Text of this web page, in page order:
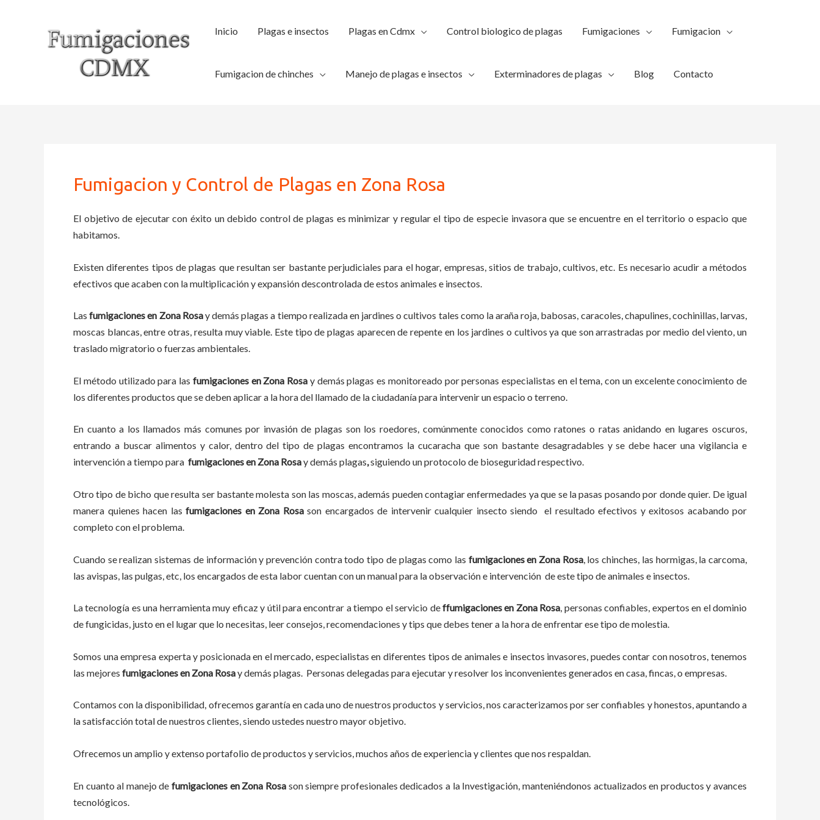
Inicio Plagas e insectos Plagas en Cdmx Control biologico de plagas Fumigaciones Fumigacion
Fumigacion de chinches Manejo de plagas e insectos Exterminadores de plagas Blog Contacto
Fumigacion y Control de Plagas en Zona Rosa
El objetivo de ejecutar con éxito un debido control de plagas es minimizar y regular el tipo de especie invasora que se encuentre en el territorio o espacio que
habitamos.
Existen diferentes tipos de plagas que resultan ser bastante perjudiciales para el hogar, empresas, sitios de trabajo, cultivos, etc. Es necesario acudir a métodos
efectivos que acaben con la multiplicación y expansión descontrolada de estos animales e insectos.
Las fumigacionesen Zona Rosay demás plagas a tiempo realizada enjardines o cultivos tales como la araña roja, babosas, caracoles, chapulines, cochinillas, larvas,
moscas blancas, entre otras, resulta muy viable. Este tipo de plagas aparecen de repente en los jardines o cultivos ya que son arrastradas por medio del viento, un
traslado migratorio o fuerzas ambientales.
El método utilizado para las fumigaciones en Zona Rosa y demás plagas es monitoreado por personas especialistas en el tema, con un excelente conocimiento de
los diferentes productos que se deben aplicar a la hora del llamado de la ciudadanía para intervenir un espacio o terreno.
En cuanto a los llamados más comunes por invasión de plagas son los roedores, comúnmente conocidos como ratones o ratas anidando en lugares oscuros,
entrando a buscar alimentos y calor, dentro del tipo de plagas encontramos la cucaracha que son bastante desagradables y se debe hacer una vigilancia e
intervención a tiempo para fumigacionesen Zona Rosay demás plagas,siguiendo un protocolo de bioseguridad respectivo.
Otro tipo de bicho que resulta ser bastante molesta son las moscas, además pueden contagiar enfermedades ya que se la pasas posando por donde quier. De igual
manera quienes hacen las fumigaciones en Zona Rosason encargados de intervenir cualquier insecto siendo el resultado efectivos y exitosos acabando por
completo con el problema.
Cuando se realizan sistemas de información y prevención contra todo tipo de plagas como las fumigacionesen Zona Rosa, los chinches, las hormigas, la carcoma,
las avispas, las pulgas, etc, los encargados de esta laborcuentan con un manual para la observación e intervención de este tipo de animales e insectos.
La tecnología es una herramienta muy eficaz y útil para encontrar a tiempo el servicio deffumigaciones en Zona Rosa, personas confiables, expertos en el dominio
de fungicidas, justo en el lugar que lo necesitas, leer consejos, recomendaciones y tips que debes tener a la hora de enfrentar ese tipo de molestia.
Somos una empresa experta y posicionada en el mercado, especialistas en diferentes tipos de animales e insectos invasores, puedes contar con nosotros, tenemos
las mejores fumigacionesen Zona Rosay demás plagas. Personas delegadas para ejecutar y resolver los inconvenientes generados en casa, fincas, o empresas.
Contamos con la disponibilidad, ofrecemos garantía en cada uno de nuestros productos y servicios, nos caracterizamos por ser confiables y honestos, apuntando a
la satisfacción total de nuestros clientes, siendo ustedes nuestro mayor objetivo.
Ofrecemos un amplio y extenso portafolio de productos y servicios, muchos años de experiencia y clientes que nos respaldan.
En cuanto al manejo de fumigaciones en Zona Rosa son siempre profesionales dedicados a la Investigación, manteniéndonos actualizados en productos y avances
tecnológicos.